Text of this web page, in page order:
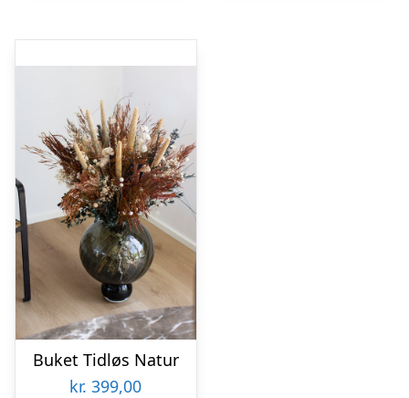
Buket Tidløs Natur
kr. 399,00